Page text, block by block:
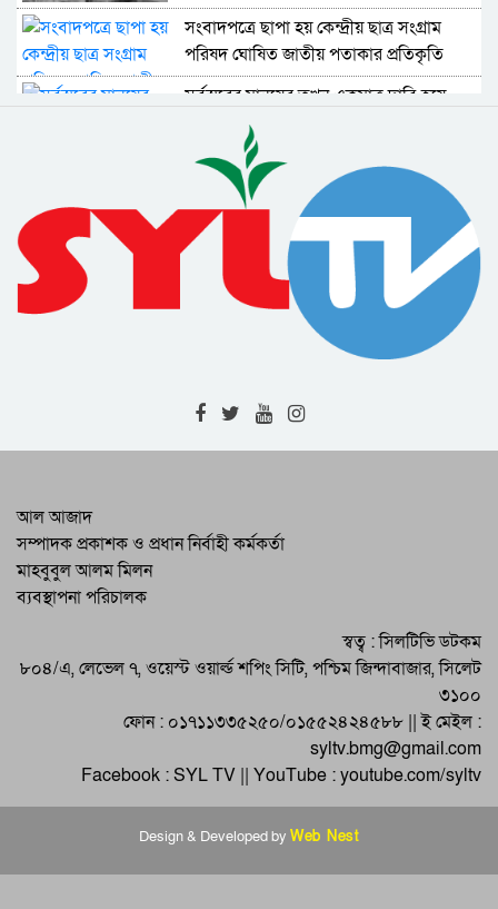
সংবাদপত্রে ছাপা হয় কেন্দ্রীয় ছাত্র সংগ্রাম
পরিষদ ঘোষিত জাতীয় পতাকার প্রতিকৃতি
সর্বস্তরের মানুষের তখন একমাত্র দাবি হয়ে
উঠেছে বাংলাদেশের স্বাধীনতা
বঙ্গবন্ধুর নেতৃত্বে তত্ত্বাবধায়ক সরকার গঠনের
আহবান জানান মাওলানা ভাসানী
জয়দেবপুরে ইস্ট বেঙ্গল রেজিমেন্টকে নিরস্ত্র
করতে ব্যর্থ হয় পাকিস্তানি সেনারা
বঙ্গবন্ধু স্লোগান ধরলেন ‘বীর বাঙালি অস্ত্র ধরো,
বাংলাদেশ স্বাধীন করো’
দুঃখিনী বাংলায় আমার জন্মদিনই বা কি আর
তাদের সঙ্গে আপস নেই
উত্তাল মার্চ : সামরিক আইন কর্তৃপক্ষের নতুন
নির্দেশ জারি
আল আজাদ
সম্পাদক প্রকাশক ও প্রধান নির্বাহী কর্মকর্তা
মাহবুবুল আলম মিলন
ব্যবস্থাপনা পরিচালক
স্বত্ব : সিলটিভি ডটকম
৮০৪/এ, লেভেল ৭, ওয়েস্ট ওয়ার্ল্ড শপিং সিটি, পশ্চিম জিন্দাবাজার, সিলেট
৩১০০
ফোন : ০১৭১১৩৩৫২৫০/০১৫৫২৪২৪৫৮৮ || ই মেইল :
syltv.bmg@gmail.com
Facebook : SYL TV || YouTube : youtube.com/syltv
Design & Developed by Web Nest